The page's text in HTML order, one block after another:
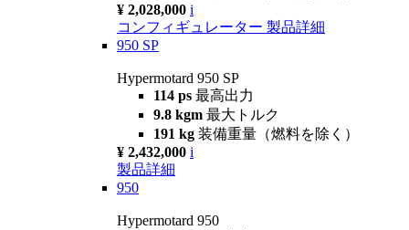
¥ 2,028,000 i
コンフィギュレーター 製品詳細
950 SP
Hypermotard 950 SP
114 ps 最高出力
9.8 kgm 最大トルク
191 kg 装備重量（燃料を除く）
¥ 2,432,000 i
製品詳細
950
Hypermotard 950